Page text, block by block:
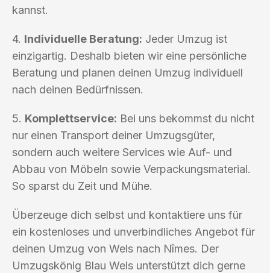
kannst.
4. Individuelle Beratung: Jeder Umzug ist
einzigartig. Deshalb bieten wir eine persönliche
Beratung und planen deinen Umzug individuell
nach deinen Bedürfnissen.
5. Komplettservice: Bei uns bekommst du nicht
nur einen Transport deiner Umzugsgüter,
sondern auch weitere Services wie Auf- und
Abbau von Möbeln sowie Verpackungsmaterial.
So sparst du Zeit und Mühe.
Überzeuge dich selbst und kontaktiere uns für
ein kostenloses und unverbindliches Angebot für
deinen Umzug von Wels nach Nîmes. Der
Umzugskönig Blau Wels unterstützt dich gerne